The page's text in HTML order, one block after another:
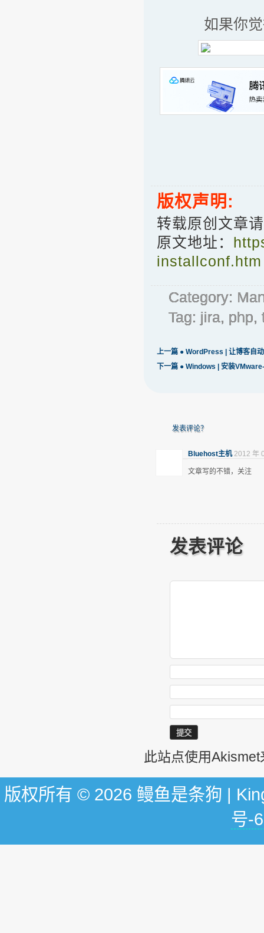
如果你
版权声明:
转载原创文章
原文地址：
installconf.htm
Category:
Tag: jira, php,
上一篇 ● WordPress | 让博客自
下一篇 ● Windows | 安装
发表评论？
Bluehost主机 2012 年
文章写的不错，关注
发表评论
此站点使用
版权所有 © 2026 鳗鱼是条狗 |
号-